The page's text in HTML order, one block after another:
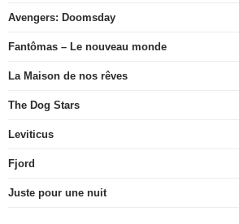
Avengers: Doomsday
Fantômas – Le nouveau monde
La Maison de nos rêves
The Dog Stars
Leviticus
Fjord
Juste pour une nuit